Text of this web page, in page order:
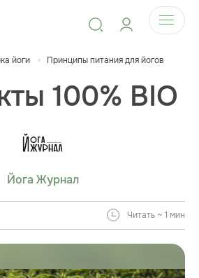
йоги Принципы питания для йогов
100% BIO
Йога Журнал
Читать ~ 1 мин